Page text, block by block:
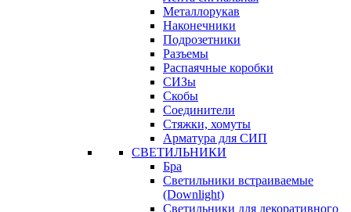
Металлорукав
Наконечники
Подрозетники
Разъемы
Распаячные коробки
СИЗы
Скобы
Соединители
Стяжки, хомуты
Арматура для СИП
СВЕТИЛЬНИКИ
Бра
Светильники встраиваемые
(Downlight)
Светильники для декоративного